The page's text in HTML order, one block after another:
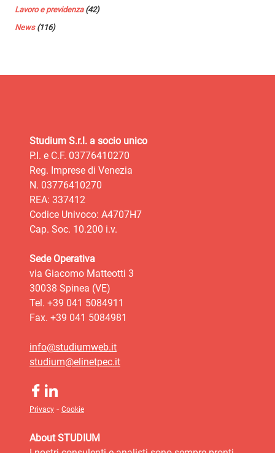
Lavoro e previdenza(42)
News(116)
Studium S.r.l. a socio unico
P.I. e C.F. 03776410270
Reg. Imprese di Venezia
N. 03776410270
REA: 337412
Codice Univoco: A4707H7
Cap. Soc. 10.200 i.v.
Sede Operativa
via Giacomo Matteotti 3
30038 Spinea (VE)
Tel. +39 041 5084911
Fax. +39 041 5084981
info@studiumweb.it
studium@elinetpec.it
Privacy - Cookie
About STUDIUM